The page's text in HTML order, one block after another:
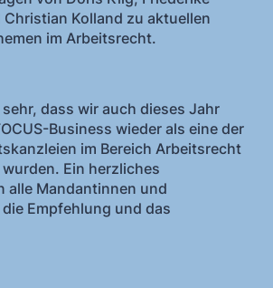
Christian Kolland zu aktuellen
im Arbeitsrecht.
dass wir auch dieses Jahr
Business wieder als eine der
im Bereich Arbeitsrecht
Ein herzliches
alle Mandantinnen und
Empfehlung und das